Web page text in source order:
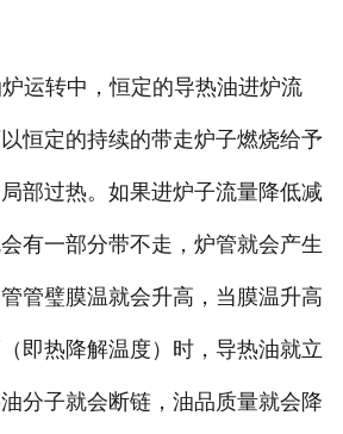
转中，恒定的导热油进炉流
恒定的持续的带走炉子燃烧给予
部过热。如果进炉子流量降低减
有一部分带不走，炉管就会产生
管璧膜温就会升高，当膜温升高
即热降解温度）时，导热油就立
分子就会断链，油品质量就会降